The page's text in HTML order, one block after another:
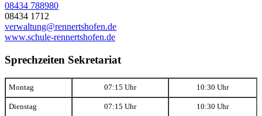
08434 788980
08434 1712
verwaltung@rennertshofen.de
www.schule-rennertshofen.de
Sprechzeiten Sekretariat
Montag 07:15 Uhr 10:30 Uhr
Dienstag 07:15 Uhr 10:30 Uhr